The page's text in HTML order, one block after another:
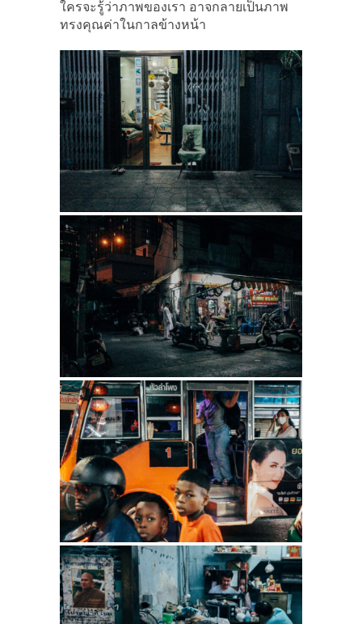
ใครจะรู้ว่าภาพของเรา อาจกลายเป็นภาพ
ทรงคุณค่าในกาลข้างหน้า